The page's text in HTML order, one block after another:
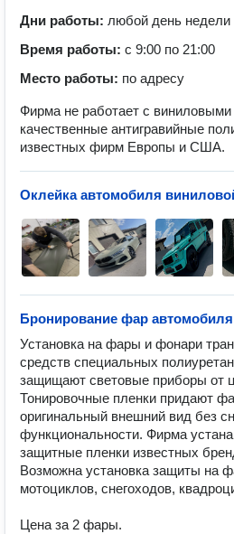
Дни работы: любой день недели
Время работы: с 9:00 по 21:00
Место работы: по адресу
Фирма не работает с
качественные антигравийные
известных фирм Европы и США.
Оклейка автомобиля
Бронирование фар автомобиля
Установка на фары и фонари
средств специальных
защищают световые приборы от
Тонировочные пленки придают
оригинальный внешний вид без
функциональности. Фирма
защитные пленки известных
Возможна установка защиты на
мотоциклов, снегоходов,
Цена за 2 фары.